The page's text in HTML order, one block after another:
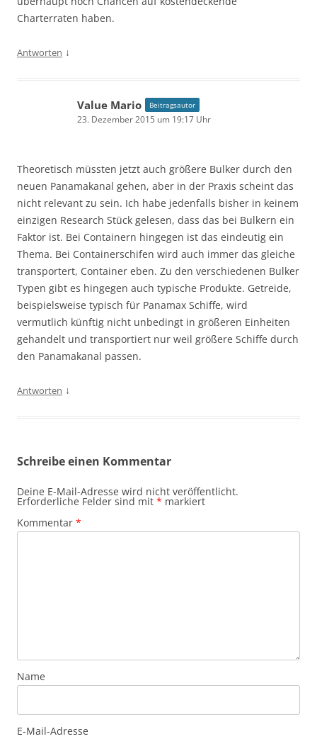
Charterraten haben.
Antworten ↓
Value Mario Beitragsautor
23. Dezember 2015 um 19:17 Uhr
Theoretisch müssten jetzt auch größere Bulker durch den
neuen Panamakanal gehen, aber in der Praxis scheint das
nicht relevant zu sein. Ich habe jedenfalls bisher in keinem
einzigen Research Stück gelesen, dass das bei Bulkern ein
Faktor ist. Bei Containern hingegen ist das eindeutig ein
Thema. Bei Containerschifen wird auch immer das gleiche
transportert, Container eben. Zu den verschiedenen Bulker
Typen gibt es hingegen auch typische Produkte. Getreide,
beispielsweise typisch für Panamax Schiffe, wird
vermutlich künftig nicht unbedingt in größeren Einheiten
gehandelt und transportiert nur weil größere Schiffe durch
den Panamakanal passen.
Antworten ↓
Schreibe einen Kommentar
Deine E-Mail-Adresse wird nicht veröffentlicht.
Erforderliche Felder sind mit * markiert
Kommentar *
Name
E-Mail-Adresse